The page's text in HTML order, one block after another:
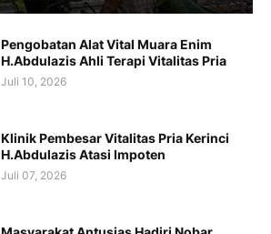
Pengobatan Alat Vital Muara Enim
H.Abdulazis Ahli Terapi Vitalitas Pria
Juli 10, 2026
Klinik Pembesar Vitalitas Pria Kerinci
H.Abdulazis Atasi Impoten
Juli 07, 2026